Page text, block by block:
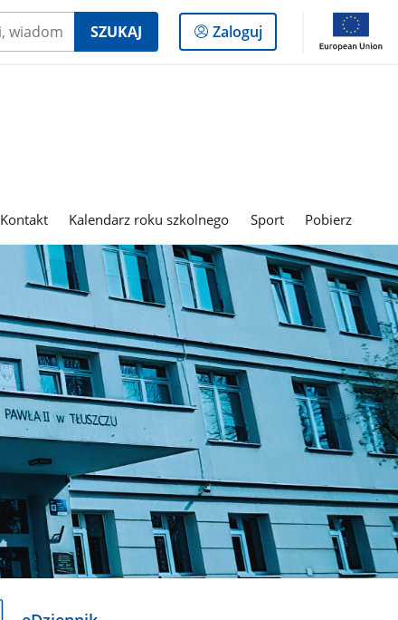
SZUKAJ
Logowanie
do
Zaloguj
Kontakt Kalendarz roku szkolnego Sport Pobierz